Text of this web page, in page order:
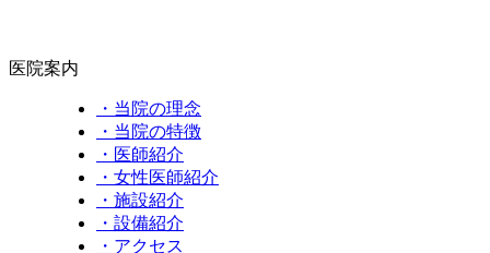
医院案内
・当院の理念
・当院の特徴
・医師紹介
・女性医師紹介
・施設紹介
・設備紹介
・アクセス